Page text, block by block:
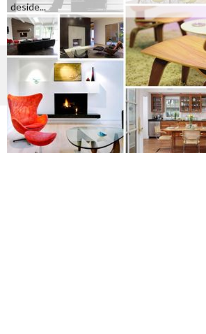
deside...
©2026 - casapratica.org - p.iva 03338800984